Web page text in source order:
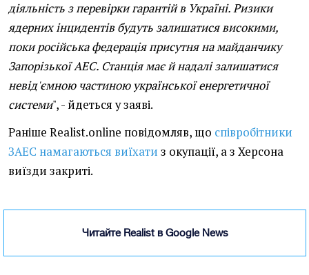
діяльність з перевірки гарантій в Україні. Ризики
ядерних інцидентів будуть залишатися високими,
поки російська федерація присутня на майданчику
Запорізької АЕС. Станція має й надалі залишатися
невід'ємною частиною української енергетичної
системи", - йдеться у заяві.
Раніше Realist.online повідомляв, що співробітники
ЗАЕС намагаються виїхати з окупації, а з Херсона
виїзди закриті.
Читайте Realist в Google News